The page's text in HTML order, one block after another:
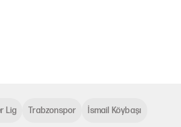
Lig Trabzonspor İsmail Köybaşı